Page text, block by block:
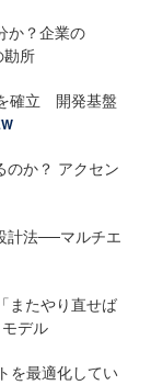
か？企業の
勘所
確立 開発基盤
のか？ アクセン
計法──マルチエ
またやり直せば
デル
を最適化してい